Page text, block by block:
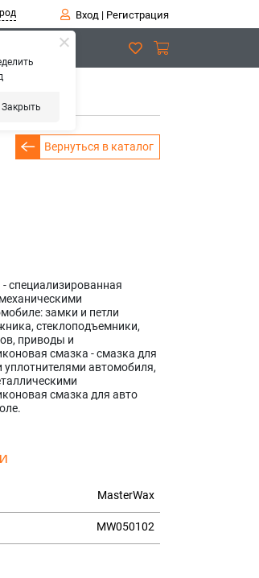
Закрыть
Вход| Регистрация
Вернуться в каталог
специализированная
замки и петли
стеклоподъемники,
приводы и
смазка - смазка для
автомобиля,
смазка для авто
MasterWax
MW050102